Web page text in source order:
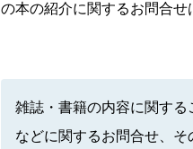
の本の紹介に関するお問合せ
雑誌・書籍の内容に関する
などに関するお問合せ、そ